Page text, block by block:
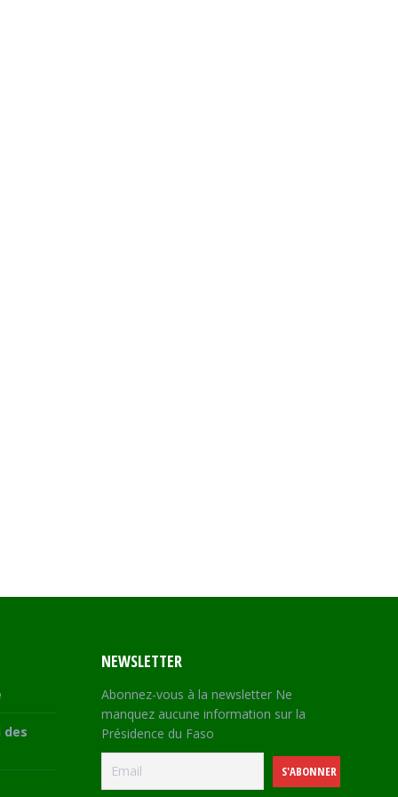
des
NEWSLETTER
Abonnez-vous à la newsletter Ne
manquez aucune information sur la
Présidence du Faso